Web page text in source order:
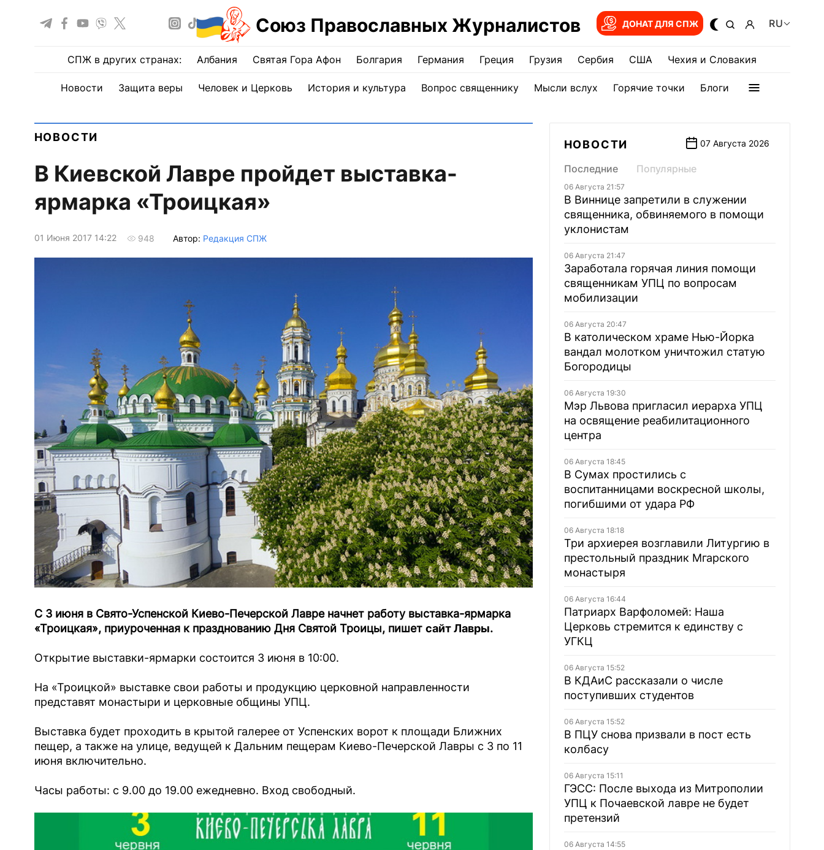
Союз Православных Журналистов ДОНАТ ДЛЯ СПЖ RU
СПЖ в других странах: Албания Святая Гора Афон Болгария Германия Греция Грузия Сербия США Чехия и Словакия
Новости Защита веры Человек и Церковь История и культура Вопрос священнику Мысли вслух Горячие точки Блоги
НОВОСТИ
В Киевской Лавре пройдет выставка-
ярмарка «Троицкая»
01 Июня 2017 14:22 948 Автор: Редакция СПЖ
С 3 июня в Свято-Успенской Киево-Печерской Лавре начнет работу выставка-ярмарка
«Троицкая», приуроченная к празднованию Дня Святой Троицы, пишет сайт Лавры.
Открытие выставки-ярмарки состоится 3 июня в 10:00.
На «Троицкой» выставке свои работы и продукцию церковной направленности
представят монастыри и церковные общины УПЦ.
Выставка будет проходить в крытой галерее от Успенских ворот к площади Ближних
пещер, а также на улице, ведущей к Дальним пещерам Киево-Печерской Лавры с 3 по 11
июня включительно.
Часы работы: с 9.00 до 19.00 ежедневно. Вход свободный.
НОВОСТИ 07 Августа 2026
Последние Популярные
06 Августа 21:57
В Виннице запретили в служении
священника, обвиняемого в помощи
уклонистам
06 Августа 21:47
Заработала горячая линия помощи
священникам УПЦ по вопросам
мобилизации
06 Августа 20:47
В католическом храме Нью-Йорка
вандал молотком уничтожил статую
Богородицы
06 Августа 19:30
Мэр Львова пригласил иерарха УПЦ
на освящение реабилитационного
центра
06 Августа 18:45
В Сумах простились с
воспитанницами воскресной школы,
погибшими от удара РФ
06 Августа 18:18
Три архиерея возглавили Литургию в
престольный праздник Мгарского
монастыря
06 Августа 16:44
Патриарх Варфоломей: Наша
Церковь стремится к единству с
УГКЦ
06 Августа 15:52
В КДАиС рассказали о числе
поступивших студентов
06 Августа 15:52
В ПЦУ снова призвали в пост есть
колбасу
06 Августа 15:11
ГЭСС: После выхода из Митрополии
УПЦ к Почаевской лавре не будет
претензий
06 Августа 14:55